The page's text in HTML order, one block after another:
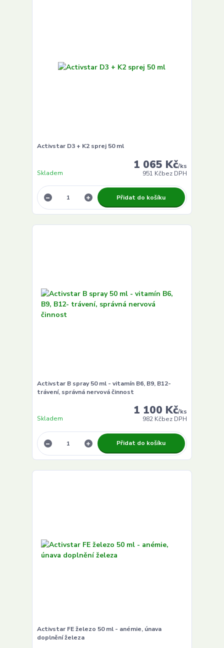
Activstar D3 + K2 sprej 50 ml
1 065 Kč/ks
951 Kčbez DPH
Skladem
Přidat do košíku
Activstar B spray 50 ml - vitamín B6, B9, B12-
trávení, správná nervová činnost
1 100 Kč/ks
982 Kčbez DPH
Skladem
Přidat do košíku
Activstar FE železo 50 ml - anémie, únava
doplnění železa